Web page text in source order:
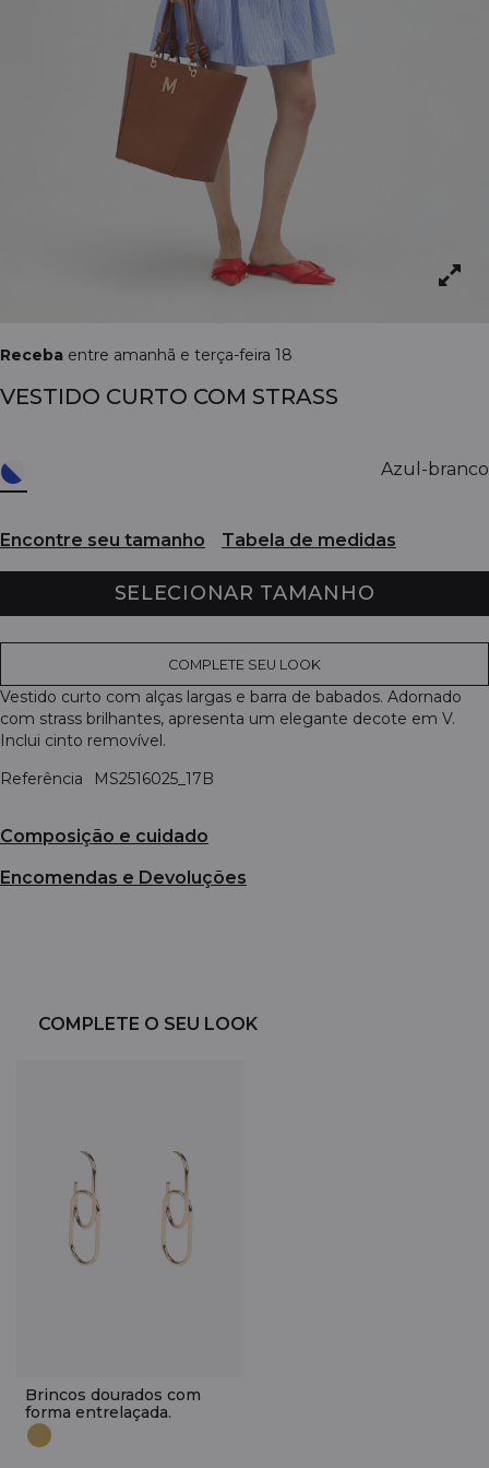
Receba entre amanhã e terça-feira 18
VESTIDO CURTO COM STRASS
Azul-branco
Encontre seu tamanho Tabela de medidas
SELECIONAR TAMANHO
COMPLETE SEU LOOK
Vestido curto com alças largas e barra de babados. Adornado
com strass brilhantes, apresenta um elegante decote em V.
Inclui cinto removível.
Referência
MS2516025_17B
Composição e cuidado
Encomendas e Devoluções
COMPLETE O SEU LOOK
Brincos dourados com
forma entrelaçada.